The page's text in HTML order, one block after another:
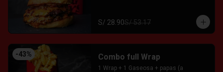
S/ 28.90S/ 53.17
-43% Combo full Wrap
1 Wrap + 1 Gaseosa + papas (a